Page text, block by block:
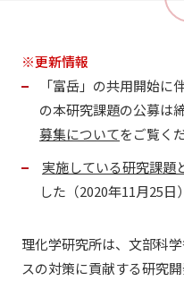
※更新情報
「富岳」の共用開始
の本研究課題の公募は
募集についてをご覧く
実施している研究課題
した（2020年11月25日）
理化学研究所は、文部科
スの対策に貢献する研究